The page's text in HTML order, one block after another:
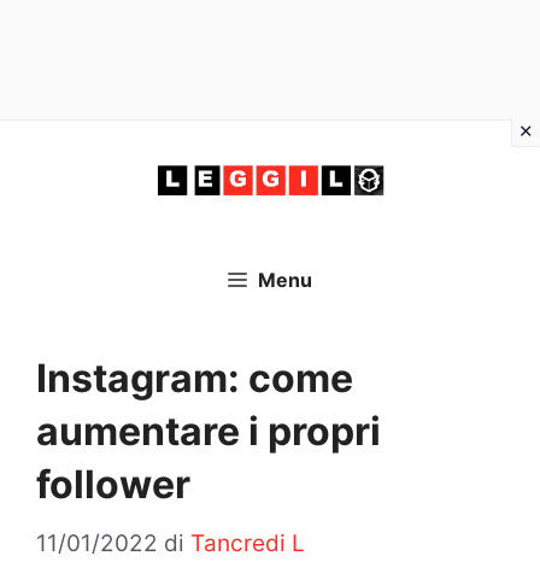
Menu
Instagram: come
aumentare i propri
follower
11/01/2022 di Tancredi L